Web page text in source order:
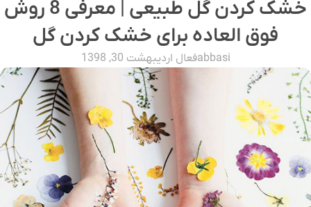
خشک کردن گل طبیعی | معرفی 8 روش
فوق العاده برای خشک کردن گل
abbasiفعال اردیبهشت 30, 1398